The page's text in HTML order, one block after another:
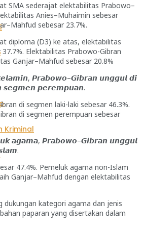
Kriminal
SMA sederajat elektabilitas Prabowo–
Anies–Muhaimin sebesar
sebesar 23.7%.
diploma (D3) ke atas, elektabilitas
Elektabilitas Prabowo-Gibran
Ganjar–Mahfud sebesar 20.8%
𝙋𝙧𝙖𝙗𝙤𝙬𝙤–𝙂𝙞𝙗𝙧𝙖𝙣 𝙪𝙣𝙜𝙜𝙪𝙡 𝙙𝙞
𝙨𝙚𝙜𝙢𝙚𝙣 𝙥𝙚𝙧𝙚𝙢𝙥𝙪𝙖𝙣.
di segmen laki-laki sebesar 46.3%.
di segmen perempuan sebesar
𝙖𝙜𝙖𝙢𝙖, 𝙋𝙧𝙖𝙗𝙤𝙬𝙤–𝙂𝙞𝙗𝙧𝙖𝙣 𝙪𝙣𝙜𝙜𝙪𝙡
47.4%. Pemeluk agama non-Islam
Ganjar–Mahfud dengan elektabilitas
kategori agama dan jenis
paparan yang disertakan dalam